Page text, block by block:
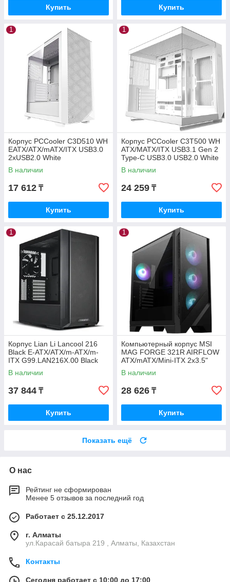
Купить Купить
1
Корпус PCCooler C3D510 WH
EATX/ATX/mATX/ITX USB3.0
2xUSB2.0 White
В наличии
17 612 ₸
Купить
1
Корпус PCCooler C3T500 WH
ATX/MATX/ITX USB3.1 Gen 2
Type-C USB3.0 USB2.0 White
В наличии
24 259 ₸
Купить
1
Корпус Lian Li Lancool 216
Black E-ATX/ATX/m-ATX/m-
ITX G99.LAN216X.00 Black
В наличии
37 844 ₸
Купить
1
Компьютерный корпус MSI
MAG FORGE 321R AIRFLOW
ATX/mATX/Mini-ITX 2x3.5"
3x2.5" 1xUSB-С 2xUSB-A
В наличии
28 626 ₸
Купить
Показать ещё
О нас
Рейтинг не сформирован
Менее 5 отзывов за последний год
Работает с 25.12.2017
г. Алматы
ул.Карасай батыра 219 , Алматы, Казахстан
Контакты
Сегодня работает с 10:00 до 17:00